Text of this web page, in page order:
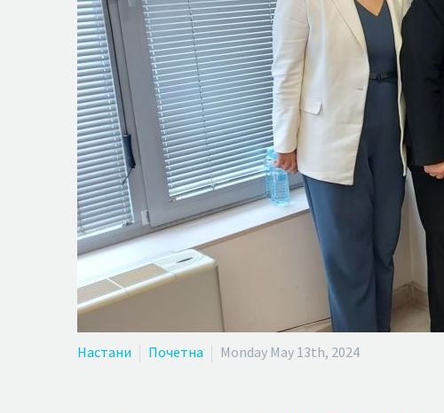
Настани Почетна Monday May 13th, 2024